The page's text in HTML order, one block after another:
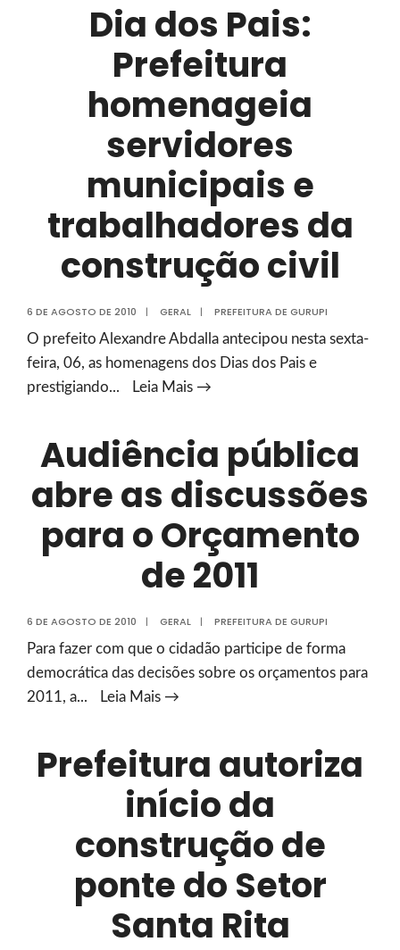
municipais
e
trabalhadores
da
construção
civil
Dia dos Pais:
Prefeitura
homenageia
servidores
municipais e
trabalhadores da
construção civil
6 DE AGOSTO DE 2010 | GERAL | PREFEITURA DE GURUPI
O prefeito Alexandre Abdalla antecipou nesta sexta-
feira, 06, as homenagens dos Dias dos Pais e
prestigiando... Leia Mais →
Prefeitura
servidores
municipais
e
trabalhadores
construção
civil
Audiência pública
abre as discussões
para o Orçamento
de 2011
6 DE AGOSTO DE 2010 | GERAL | PREFEITURA DE GURUPI
Para fazer com que o cidadão participe de forma
democrática das decisões sobre os orçamentos para
2011, a... Leia Mais →
as
discussões
para
o
Orçamento
de
2011
Prefeitura autoriza
início da
construção de
ponte do Setor
Santa Rita